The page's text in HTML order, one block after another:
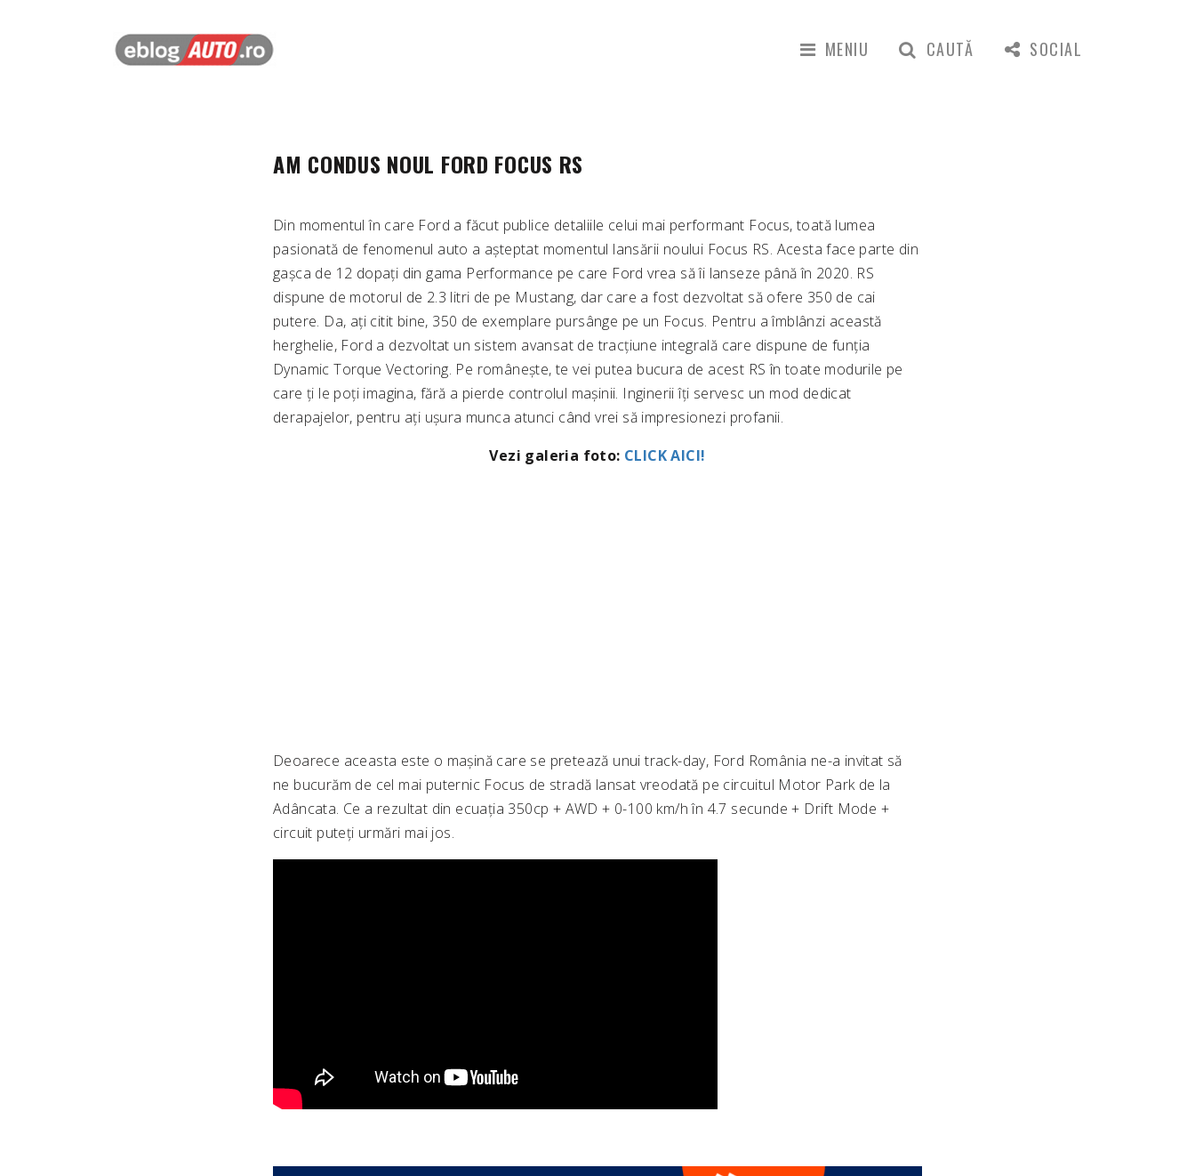
MENIU CAUTĂ SOCIAL
AM CONDUS NOUL FORD FOCUS RS
Din momentul în care Ford a făcut publice detaliile celui mai performant Focus, toată lumea
pasionată de fenomenul auto a așteptat momentul lansării noului Focus RS. Acesta face parte din
gașca de 12 dopați din gama Performance pe care Ford vrea să îi lanseze până în 2020. RS
dispune de motorul de 2.3 litri de pe Mustang, dar care a fost dezvoltat să ofere 350 de cai
putere. Da, ați citit bine, 350 de exemplare pursânge pe un Focus. Pentru a îmblânzi această
herghelie, Ford a dezvoltat un sistem avansat de tracțiune integrală care dispune de funția
Dynamic Torque Vectoring. Pe românește, te vei putea bucura de acest RS în toate modurile pe
care ți le poți imagina, fără a pierde controlul mașinii. Inginerii îți servesc un mod dedicat
derapajelor, pentru ați ușura munca atunci când vrei să impresionezi profanii.
Vezi galeria foto: CLICK AICI!
Deoarece aceasta este o mașină care se pretează unui track-day, Ford România ne-a invitat să
ne bucurăm de cel mai puternic Focus de stradă lansat vreodată pe circuitul Motor Park de la
Adâncata. Ce a rezultat din ecuația 350cp + AWD + 0-100 km/h în 4.7 secunde + Drift Mode +
circuit puteți urmări mai jos.